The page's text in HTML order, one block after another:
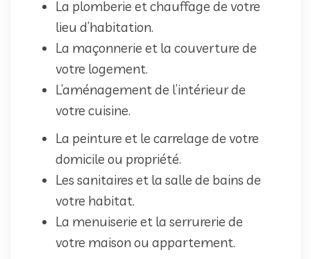
La plomberie et chauffage de votre
lieu d’habitation.
La maçonnerie et la couverture de
votre logement.
L’aménagement de l’intérieur de
votre cuisine.
La peinture et le carrelage de votre
domicile ou propriété.
Les sanitaires et la salle de bains de
votre habitat.
La menuiserie et la serrurerie de
votre maison ou appartement.